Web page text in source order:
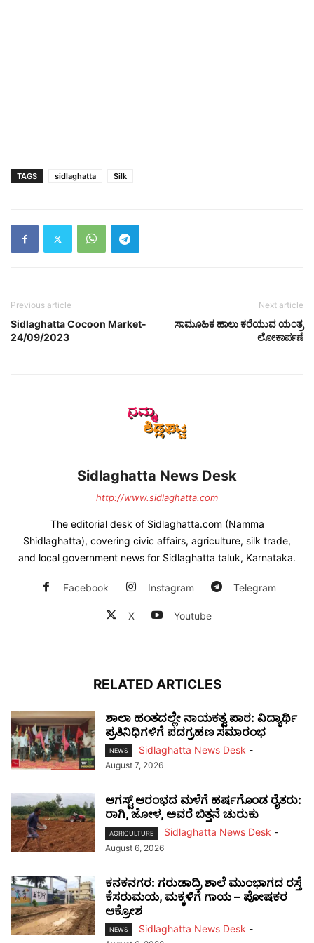
TAGS sidlaghatta Silk
Previous article
Sidlaghatta Cocoon Market-
24/09/2023
Next article
ಸಾಮೂಹಿಕ ಹಾಲು ಕರೆಯುವ ಯಂತ್ರ
ಲೋಕಾರ್ಪಣೆ
Sidlaghatta News Desk
http://www.sidlaghatta.com
The editorial desk of Sidlaghatta.com (Namma
Shidlaghatta), covering civic affairs, agriculture, silk trade,
and local government news for Sidlaghatta taluk, Karnataka.
Facebook Instagram Telegram
X Youtube
RELATED ARTICLES
ಶಾಲಾ ಹಂತದಲ್ಲೇ ನಾಯಕತ್ವ ಪಾಠ: ವಿದ್ಯಾರ್ಥಿ
ಪ್ರತಿನಿಧಿಗಳಿಗೆ ಪದಗ್ರಹಣ ಸಮಾರಂಭ
NEWS Sidlaghatta News Desk -
August 7, 2026
ಆಗಸ್ಟ್ ಆರಂಭದ ಮಳೆಗೆ ಹರ್ಷಗೊಂಡ ರೈತರು:
ರಾಗಿ, ಜೋಳ, ಅವರೆ ಬಿತ್ತನೆ ಚುರುಕು
AGRICULTURE Sidlaghatta News Desk -
August 6, 2026
ಕನಕನಗರ: ಗರುಡಾದ್ರಿ ಶಾಲೆ ಮುಂಭಾಗದ ರಸ್ತೆ
ಕೆಸರುಮಯ, ಮಕ್ಕಳಿಗೆ ಗಾಯ – ಪೋಷಕರ
ಆಕ್ರೋಶ
NEWS Sidlaghatta News Desk -